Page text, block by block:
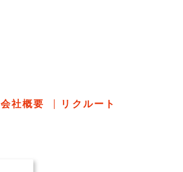
会社概要 リクルート